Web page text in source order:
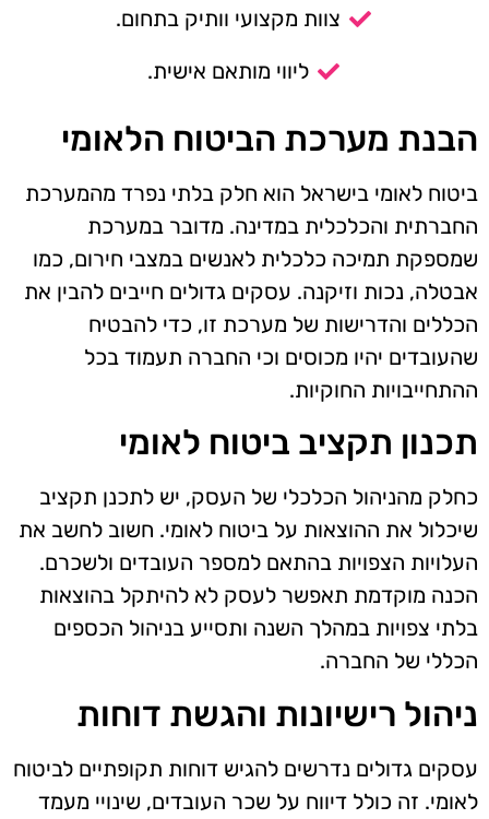
צוות מקצועי וותיק בתחום.
ליווי מותאם אישית.
הבנת מערכת הביטוח הלאומי
ביטוח לאומי בישראל הוא חלק בלתי נפרד מהמערכת
החברתית והכלכלית במדינה. מדובר במערכת
שמספקת תמיכה כלכלית לאנשים במצבי חירום, כמו
אבטלה, נכות וזיקנה. עסקים גדולים חייבים להבין את
הכללים והדרישות של מערכת זו, כדי להבטיח
שהעובדים יהיו מכוסים וכי החברה תעמוד בכל
ההתחייבויות החוקיות.
תכנון תקציב ביטוח לאומי
כחלק מהניהול הכלכלי של העסק, יש לתכנן תקציב
שיכלול את ההוצאות על ביטוח לאומי. חשוב לחשב את
העלויות הצפויות בהתאם למספר העובדים ולשכרם.
הכנה מוקדמת תאפשר לעסק לא להיתקל בהוצאות
בלתי צפויות במהלך השנה ותסייע בניהול הכספים
הכללי של החברה.
ניהול רישיונות והגשת דוחות
עסקים גדולים נדרשים להגיש דוחות תקופתיים לביטוח
לאומי. זה כולל דיווח על שכר העובדים, שינויי מעמד